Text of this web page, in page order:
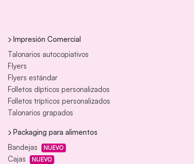
Impresión Comercial
Talonarios autocopiativos
Flyers
Flyers estándar
Folletos dípticos personalizados
Folletos trípticos personalizados
Talonarios grapados
Packaging para alimentos
Bandejas
NUEVO
Cajas NUEVO